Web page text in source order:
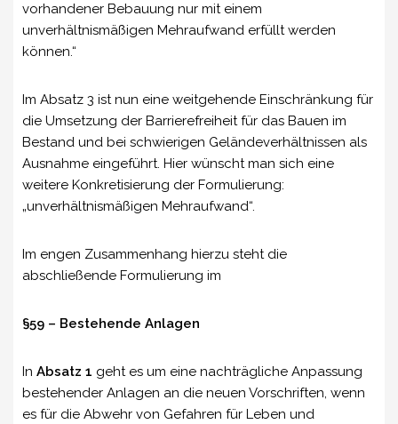
vorhandener Bebauung nur mit einem
unverhältnismäßigen Mehraufwand erfüllt werden
können.“
Im Absatz 3 ist nun eine weitgehende Einschränkung für
die Umsetzung der Barrierefreiheit für das Bauen im
Bestand und bei schwierigen Geländeverhältnissen als
Ausnahme eingeführt. Hier wünscht man sich eine
weitere Konkretisierung der Formulierung:
„unverhältnismäßigen Mehraufwand“.
Im engen Zusammenhang hierzu steht die
abschließende Formulierung im
§59 – Bestehende Anlagen
In Absatz 1 geht es um eine nachträgliche Anpassung
bestehender Anlagen an die neuen Vorschriften, wenn
es für die Abwehr von Gefahren für Leben und